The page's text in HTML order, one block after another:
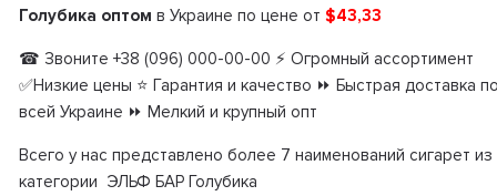
Голубика оптом в Украине по цене от $43,33
☎ Звоните +38 (096) 000-00-00 ⚡ Огромный ассортимент
✅Низкие цены ⭐ Гарантия и качество ⏩ Быстрая доставка
всей Украине ⏩ Мелкий и крупный опт
Всего у нас представлено более 7 наименований сигарет из
категории ЭЛЬФ БАР Голубика